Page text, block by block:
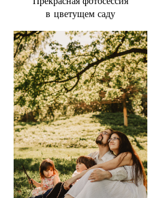
в цветущем саду